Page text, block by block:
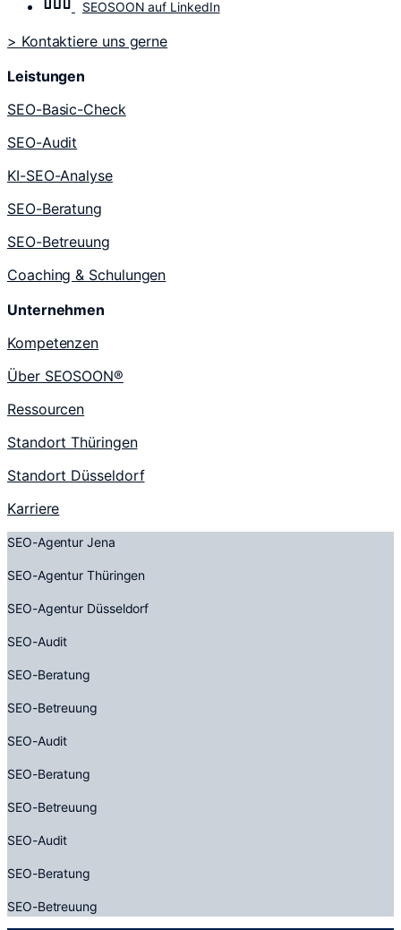
SEOSOON auf LinkedIn
> Kontaktiere uns gerne
Leistungen
SEO-Basic-Check
SEO-Audit
KI-SEO-Analyse
SEO-Beratung
SEO-Betreuung
Coaching & Schulungen
Unternehmen
Kompetenzen
Über SEOSOON®
Ressourcen
Standort Thüringen
Standort Düsseldorf
Karriere
SEO-Agentur Jena
SEO-Agentur Thüringen
SEO-Agentur Düsseldorf
SEO-Audit
SEO-Beratung
SEO-Betreuung
SEO-Audit
SEO-Beratung
SEO-Betreuung
SEO-Audit
SEO-Beratung
SEO-Betreuung